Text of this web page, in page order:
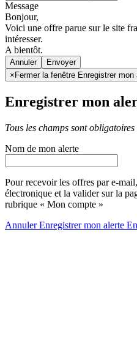
Message
Bonjour,
Voici une offre parue sur le site
intéresser.
A bientôt.
Annuler
× Fermer la fenêtre Enregistrer mon
Enregistrer mon
Tous les champs sont obligatoires
Nom de mon alerte
Pour recevoir les offres par e-
électronique et la valider sur la
rubrique « Mon compte »
AnnulerEnregistrer mon alerte